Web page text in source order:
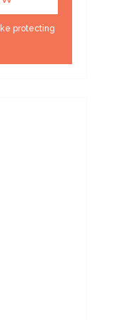
protecting